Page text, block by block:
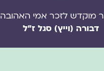
מוקדש לזכר אמי האהובה
דבורה (וייץ) סגל ז"ל